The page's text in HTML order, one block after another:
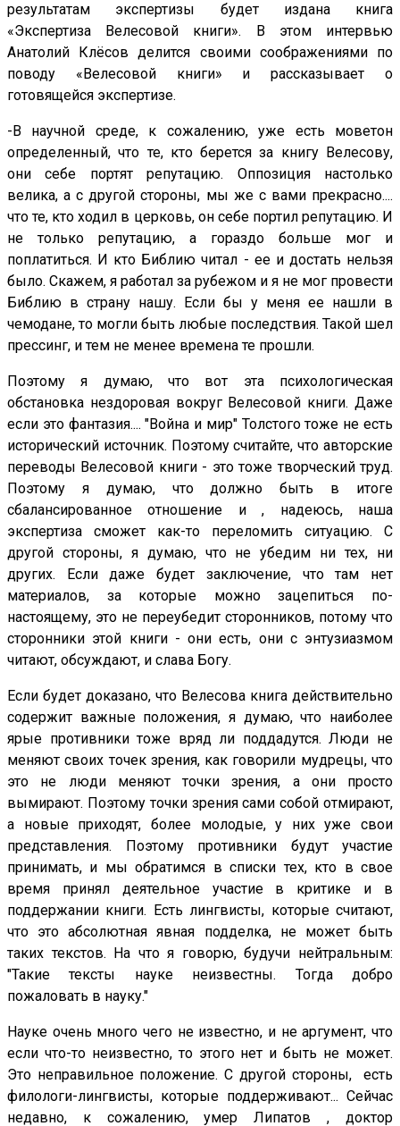
результатам экспертизы будет издана книга
«Экспертиза Велесовой книги». В этом интервью
Анатолий Клёсов делится своими соображениями по
поводу «Велесовой книги» и рассказывает о
готовящейся экспертизе.
-В научной среде, к сожалению, уже есть моветон
определенный, что те, кто берется за книгу Велесову,
они себе портят репутацию. Оппозиция настолько
велика, а с другой стороны, мы же с вами прекрасно....
что те, кто ходил в церковь, он себе портил репутацию. И
не только репутацию, а гораздо больше мог и
поплатиться. И кто Библию читал - ее и достать нельзя
было. Скажем, я работал за рубежом и я не мог провести
Библию в страну нашу. Если бы у меня ее нашли в
чемодане, то могли быть любые последствия. Такой шел
прессинг, и тем не менее времена те прошли.
Поэтому я думаю, что вот эта психологическая
обстановка нездоровая вокруг Велесовой книги. Даже
если это фантазия.... "Война и мир" Толстого тоже не есть
исторический источник. Поэтому считайте, что авторские
переводы Велесовой книги - это тоже творческий труд.
Поэтому я думаю, что должно быть в итоге
сбалансированное отношение и , надеюсь, наша
экспертиза сможет как-то переломить ситуацию. С
другой стороны, я думаю, что не убедим ни тех, ни
других. Если даже будет заключение, что там нет
материалов, за которые можно зацепиться по-
настоящему, это не переубедит сторонников, потому что
сторонники этой книги - они есть, они с энтузиазмом
читают, обсуждают, и слава Богу.
Если будет доказано, что Велесова книга действительно
содержит важные положения, я думаю, что наиболее
ярые противники тоже вряд ли поддадутся. Люди не
меняют своих точек зрения, как говорили мудрецы, что
это не люди меняют точки зрения, а они просто
вымирают. Поэтому точки зрения сами собой отмирают,
а новые приходят, более молодые, у них уже свои
представления. Поэтому противники будут участие
принимать, и мы обратимся в списки тех, кто в свое
время принял деятельное участие в критике и в
поддержании книги. Есть лингвисты, которые считают,
что это абсолютная явная подделка, не может быть
таких текстов. На что я говорю, будучи нейтральным:
"Такие тексты науке неизвестны. Тогда добро
пожаловать в науку."
Науке очень много чего не известно, и не аргумент, что
если что-то неизвестно, то этого нет и быть не может.
Это неправильное положение. С другой стороны, есть
филологи-лингвисты, которые поддерживают... Сейчас
недавно, к сожалению, умер Липатов , доктор